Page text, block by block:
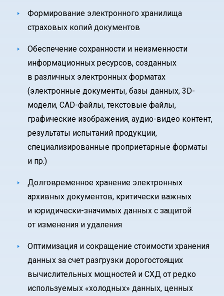
Формирование электронного хранилища
страховых копий документов
Обеспечение сохранности и неизменности
информационных ресурсов, созданных
в различных электронных форматах
(электронные документы, базы данных, 3D-
модели, CAD-файлы, текстовые файлы,
графические изображения, аудио-видео контент,
результаты испытаний продукции,
специализированные проприетарные форматы
и пр.)
Долговременное хранение электронных
архивных документов, критически важных
и юридически-значимых данных с защитой
от изменения и удаления
Оптимизация и сокращение стоимости хранения
данных за счет разгрузки дорогостоящих
вычислительных мощностей и СХД от редко
используемых «холодных» данных, ценных